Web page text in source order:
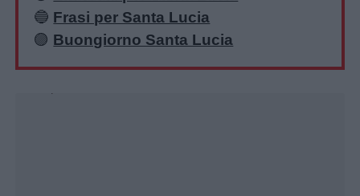
🔵 Frasi per Santa Lucia
🟣 Buongiorno Santa Lucia